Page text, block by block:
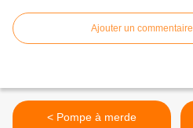
Ajouter un commentaire
< Pompe à merde